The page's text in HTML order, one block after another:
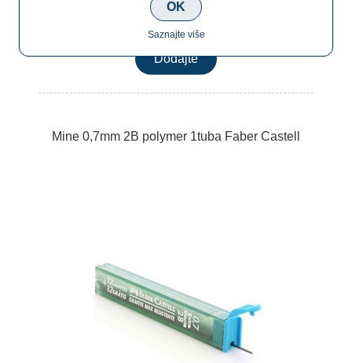
€0,50
Mine 0,7mm 2B polymer 1tuba Faber Castell
OK
Saznajte više